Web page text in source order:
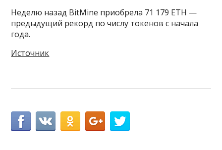
Неделю назад BitMine приобрела 71 179 ETH —
предыдущий рекорд по числу токенов с начала
года.
Источник